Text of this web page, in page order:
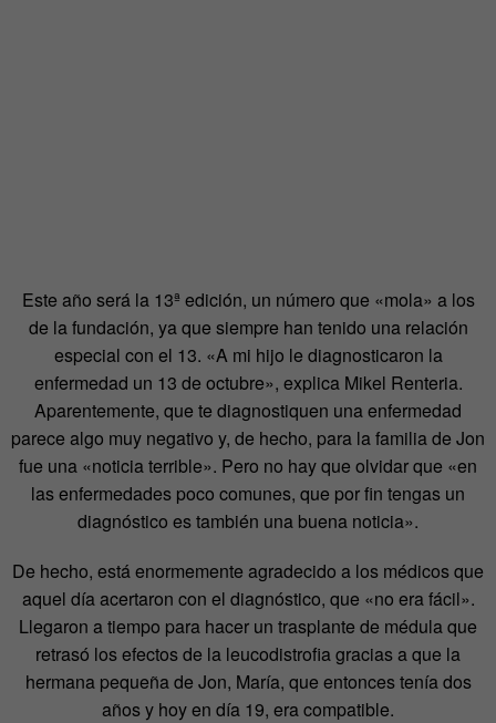
Este año será la 13ª edición, un número que «mola» a los
de la fundación, ya que siempre han tenido una relación
especial con el 13. «A mi hijo le diagnosticaron la
enfermedad un 13 de octubre», explica Mikel Renteria.
Aparentemente, que te diagnostiquen una enfermedad
parece algo muy negativo y, de hecho, para la familia de Jon
fue una «noticia terrible». Pero no hay que olvidar que «en
las enfermedades poco comunes, que por fin tengas un
diagnóstico es también una buena noticia».
De hecho, está enormemente agradecido a los médicos que
aquel día acertaron con el diagnóstico, que «no era fácil».
Llegaron a tiempo para hacer un trasplante de médula que
retrasó los efectos de la leucodistrofia gracias a que la
hermana pequeña de Jon, María, que entonces tenía dos
años y hoy en día 19, era compatible.